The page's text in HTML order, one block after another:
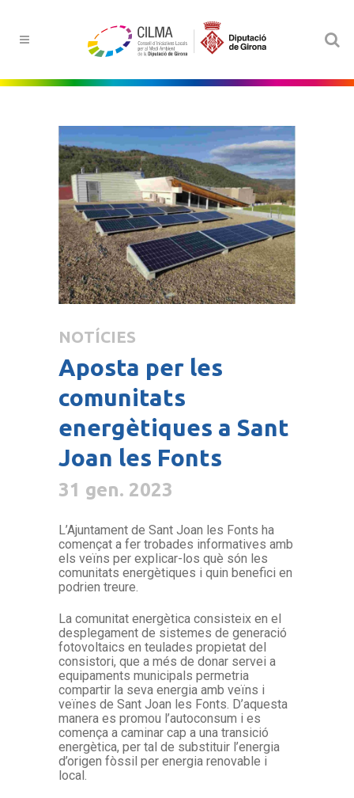
NOTÍCIES
Aposta per les
comunitats
energètiques a Sant
Joan les Fonts
31 gen. 2023
L’Ajuntament de Sant Joan les Fonts ha
començat a fer trobades informatives amb
els veïns per explicar-los què són les
comunitats energètiques i quin benefici en
podrien treure.
La comunitat energètica consisteix en el
desplegament de sistemes de generació
fotovoltaics en teulades propietat del
consistori, que a més de donar servei a
equipaments municipals permetria
compartir la seva energia amb veïns i
veïnes de Sant Joan les Fonts. D’aquesta
manera es promou l’autoconsum i es
comença a caminar cap a una transició
energètica, per tal de substituir l’energia
d’origen fòssil per energia renovable i
local.